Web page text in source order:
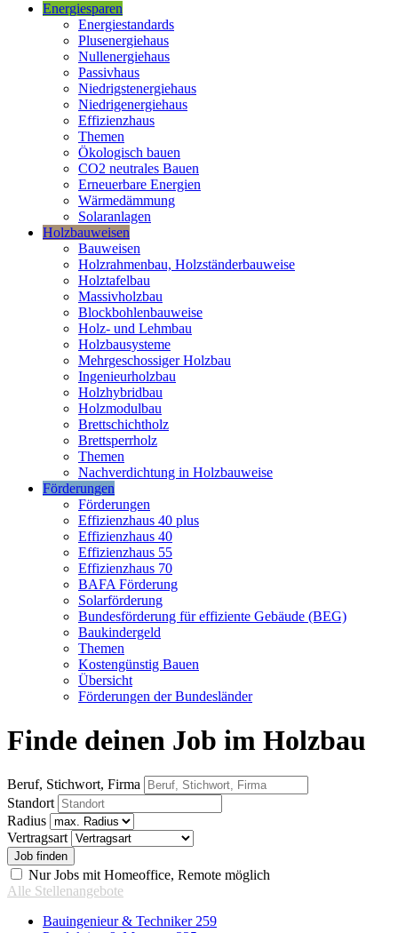
Energiesparen
Energiestandards
Plusenergiehaus
Nullenergiehaus
Passivhaus
Niedrigstenergiehaus
Niedrigenergiehaus
Effizienzhaus
Themen
Ökologisch bauen
CO2 neutrales Bauen
Erneuerbare Energien
Wärmedämmung
Solaranlagen
Holzbauweisen
Bauweisen
Holzrahmenbau, Holzständerbauweise
Holztafelbau
Massivholzbau
Blockbohlenbauweise
Holz- und Lehmbau
Holzbausysteme
Mehrgeschossiger Holzbau
Ingenieurholzbau
Holzhybridbau
Holzmodulbau
Brettschichtholz
Brettsperrholz
Themen
Nachverdichtung in Holzbauweise
Förderungen
Förderungen
Effizienzhaus 40 plus
Effizienzhaus 40
Effizienzhaus 55
Effizienzhaus 70
BAFA Förderung
Solarförderung
Bundesförderung für effiziente Gebäude (BEG)
Baukindergeld
Themen
Kostengünstig Bauen
Übersicht
Förderungen der Bundesländer
Finde deinen Job im Holzbau
Beruf, Stichwort, Firma
Standort
Radius
Vertragsart
Nur Jobs mit Homeoffice, Remote möglich
Alle Stellenangebote
Bauingenieur & Techniker 259